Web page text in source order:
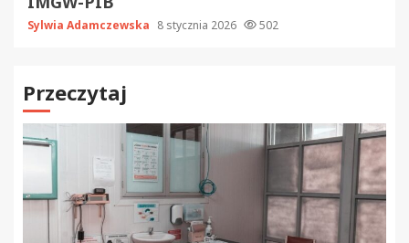
Sylwia Adamczewska 8 stycznia 2026 502
Przeczytaj